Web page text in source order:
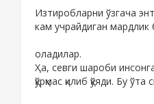
Изтиробларни ўзгача
кам учрайдиган мардлик
оладилар.
Ҳа, севги шароби
қўрқмас қилиб қўяди. Бу